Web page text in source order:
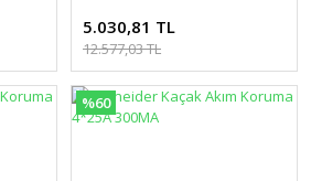
5.030,81 TL
12.577,03 TL
%60